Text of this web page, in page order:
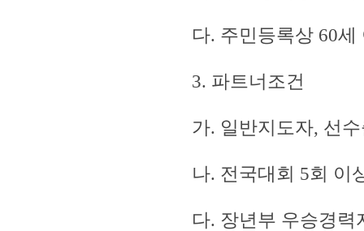
다. 주민등록상 60
3. 파트너조건
가. 일반지도자, 선
나. 전국대회 5회 이
다. 장년부 우승경력